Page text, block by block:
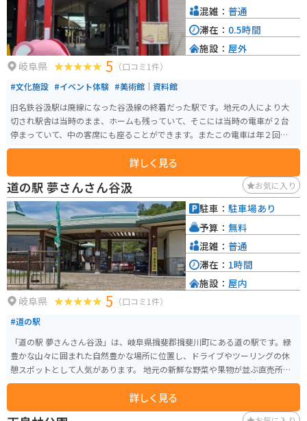
岐阜県 5 （口コミ1件）
#文化施設 #イベント体験 #美術館｜資料館
旧名鉄谷汲駅は廃線になった谷汲線の終着だった駅です。地元の人により大
切され駅舎は当時のまま、ホームも残っていて、そこには当時の電車が２台
停まっていて、中の客席にも座ることができます。またこの電車は年２回春と
秋に動かしており、実際に短い距離ですが走る姿もみることができます。ト
イレも当時のまま残っていて利用できます。ツーリング、ドライブ休憩の場所
と使う人も多々います。
詳しく見る
混雑： 普通
滞在： 0.5時間
施設： 屋外
道の駅 夢さんさん谷汲 お気に入り
岐阜県 5 （口コミ1件）
#道の駅
「道の駅 夢さんさん谷汲」は、岐阜県揖斐郡揖斐川町にある道の駅です。緑
豊かな山々に囲まれた自然豊かな場所に位置し、ドライブやツーリングの休
憩スポットとして人気があります。 地元の新鮮な野菜や果物が並ぶ直売所
は、お土産探しにも最適です。また、レストランでは、地元の食材をふんだ
んに使った料理を楽しむことができます。特に、揖斐川町の特産品である
「揖斐茶」を使ったスイーツはおすすめです。 バイクで訪れる場合、道の駅
詳しく見る
駐車： 駐車場あり
予算： 無料
混雑： 普通
滞在： 1時間
施設： 屋内